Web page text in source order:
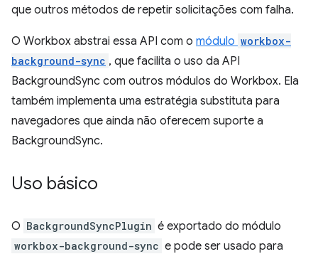
que outros métodos de repetir solicitações com falha.
O Workbox abstrai essa API com o módulo workbox-
background-sync , que facilita o uso da API
BackgroundSync com outros módulos do Workbox. Ela
também implementa uma estratégia substituta para
navegadores que ainda não oferecem suporte a
BackgroundSync.
Uso básico
O BackgroundSyncPlugin é exportado do módulo
workbox-background-sync e pode ser usado para